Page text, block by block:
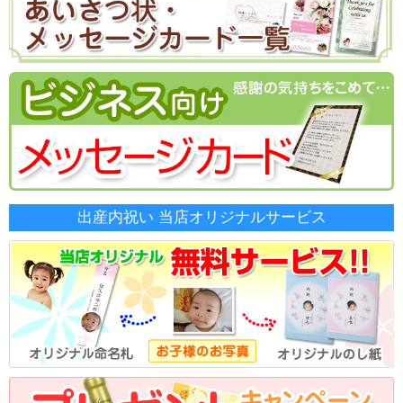
出産内祝い 当店オリジナルサービス